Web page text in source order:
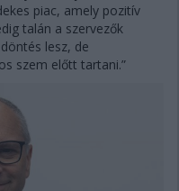
piac, amely pozitív
talán a szervezők
lesz, de
szem előtt tartani.”